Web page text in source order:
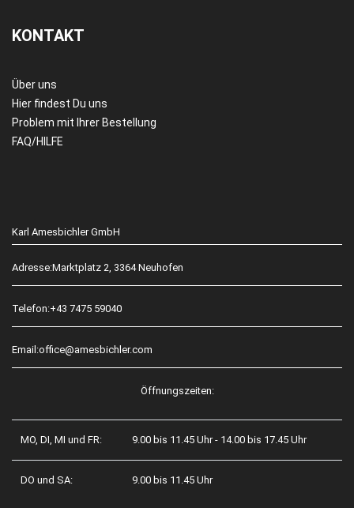
KONTAKT
Über uns
Hier findest Du uns
Problem mit Ihrer Bestellung
FAQ/HILFE
Karl Amesbichler GmbH
Adresse:Marktplatz 2, 3364 Neuhofen
Telefon:+43 7475 59040
Email:office@amesbichler.com
Öffnungszeiten:
MO, DI, MI und FR: 9.00 bis 11.45 Uhr - 14.00 bis 17.45 Uhr
DO und SA: 9.00 bis 11.45 Uhr